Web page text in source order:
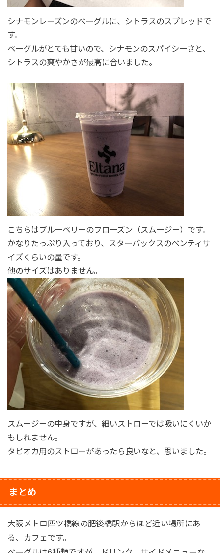
シナモンレーズンのベーグルに、シトラスのスプレッドで
す。
ベーグルがとても甘いので、シナモンのスパイシーさと、
シトラスの爽やかさが最高に合いました。
こちらはブルーベリーのフローズン（スムージー）です。
かなりたっぷり入っており、スターバックスのベンティサ
イズくらいの量です。
他のサイズはありません。
スムージーの中身ですが、細いストローでは吸いにくいか
もしれません。
タピオカ用のストローがあったら良いなと、思いました。
まとめ
大阪メトロ四ツ橋線の肥後橋駅からほど近い場所にあ
る、カフェです。